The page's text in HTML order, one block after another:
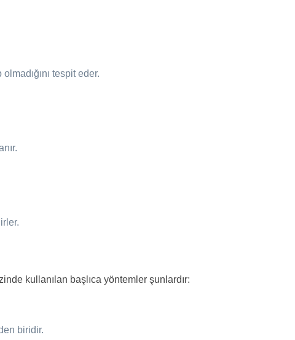
tespit eder.
kullanılan başlıca yöntemler şunlardır:
biridir.